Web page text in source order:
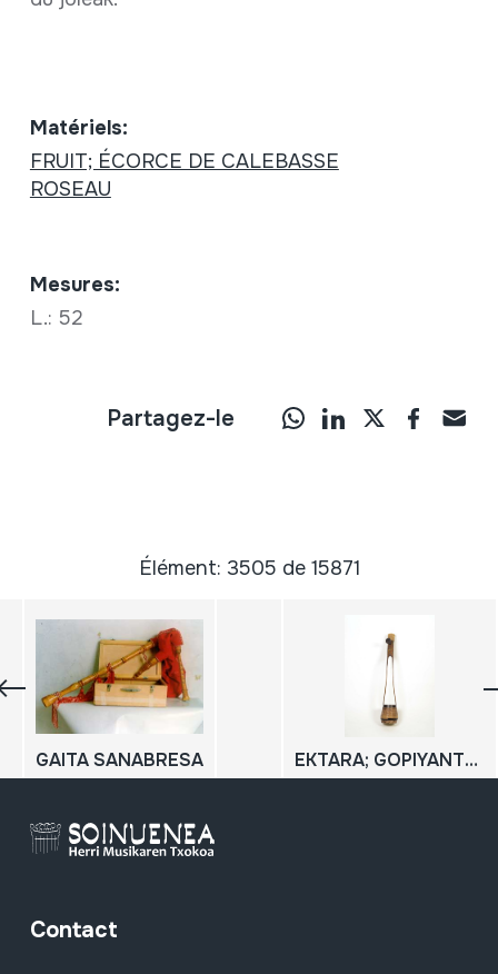
Matériels:
FRUIT; ÉCORCE DE CALEBASSE
ROSEAU
Mesures:
L.: 52
Partagez-le
Élément: 3505 de 15871
GAITA SANABRESA EKTARA; GOPIYANTRA
Contact